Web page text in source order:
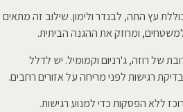
עץ התה, לבנדר ולימון. שילוב זה מתאים
ולמשטחים, ומחזק את ההגנה הביתית.
של רוזה, ג'רניום וקמומיל. יש לדלל
ללא הפסקות כדי למנוע רגישות.